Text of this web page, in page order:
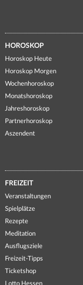
HOROSKOP
Horoskop Heute
Horoskop Morgen
Wochenhoroskop
Monatshoroskop
Jahreshoroskop
Partnerhoroskop
Aszendent
FREIZEIT
Veranstaltungen
Spielplätze
Rezepte
Meditation
Ausflugsziele
Freizeit-Tipps
Ticketshop
Lotto Hessen